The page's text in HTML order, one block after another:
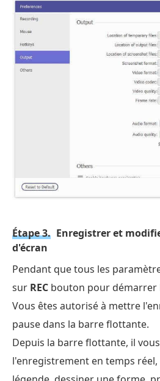
Étape 3. Enregistrer et
d'écran
Pendant que tous les
sur REC bouton pour démarrer
Vous êtes autorisé à mettre
pause dans la barre flottante.
Depuis la barre flottante, il
l'enregistrement en temps